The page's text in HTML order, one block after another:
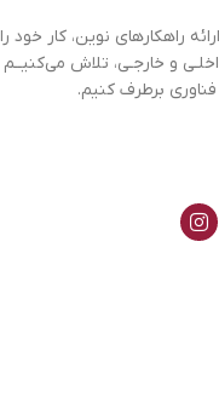
راهکارهای نوین، کار خود را
و خارجـی، تلاش می‌کنیــم
برطرف کنیم.